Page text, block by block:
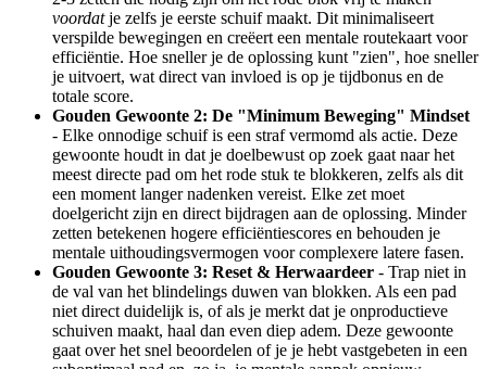
voordatje zelfs je eerste schuif maakt. Dit minimaliseert
verspilde bewegingen en creëert een mentale routekaart voor
efficiëntie. Hoe sneller je de oplossing kunt "zien", hoe sneller
je uitvoert, wat direct van invloed is op je tijdbonus en de
totale score.
Gouden Gewoonte 2: De "Minimum Beweging" Mindset
- Elke onnodige schuif is een straf vermomd als actie. Deze
gewoonte houdt in dat je doelbewust op zoek gaat naar het
meest directe pad om het rode stuk te blokkeren, zelfs als dit
een moment langer nadenken vereist. Elke zet moet
doelgericht zijn en direct bijdragen aan de oplossing. Minder
zetten betekenen hogere efficiëntiescores en behouden je
mentale uithoudingsvermogen voor complexere latere fasen.
Gouden Gewoonte 3: Reset & Herwaardeer - Trap niet in
de val van het blindelings duwen van blokken. Als een pad
niet direct duidelijk is, of als je merkt dat je onproductieve
schuiven maakt, haal dan even diep adem. Deze gewoonte
gaat over het snel beoordelen of je je hebt vastgebeten in een